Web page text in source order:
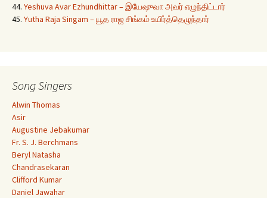
44. Yeshuva Avar Ezhundhittar – இயேஷுவா அவர் எழுந்திட்டார்
45. Yutha Raja Singam – யூத ராஜ சிங்கம் உயிர்த்தெழுந்தார்
Song Singers
Alwin Thomas
Asir
Augustine Jebakumar
Fr. S. J. Berchmans
Beryl Natasha
Chandrasekaran
Clifford Kumar
Daniel Jawahar